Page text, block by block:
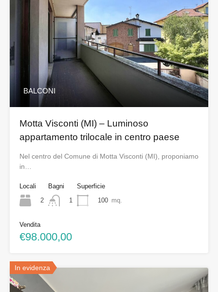
BALCONI
Motta Visconti (MI) – Luminoso
appartamento trilocale in centro paese
Nel centro del Comune di Motta Visconti (MI), proponiamo
in…
Locali
2
Bagni
1
Superficie
100 mq.
Vendita
€98.000,00
In evidenza